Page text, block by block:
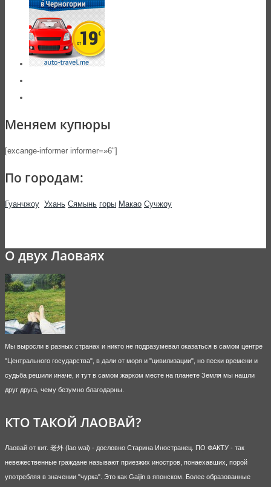
Меняем купюры
[excange-informer informer=»6″]
По городам:
Гуанчжоу Ухань Сямынь горы Макао Сучжоу
О двух Лаоваях
Мы выросли в разных странах и никто не подразумевал оказаться в самом центре
"Центрального государства", в дали от моря и "цивилизации", но пески времени и
судьба решили иначе, и тут в самом жарком месте на планете Земля мы нашли
друг друга, чему безумно благодарны.
КТО ТАКОЙ ЛАОВАЙ?
Лаовай от кит. 老外 (lao wai) - дословно Старина Иностранец. ПО ФАКТУ - так
невежественные граждане называют приезжих иностров, понаехавших, порой
употребляя в значении "чурка". Это как Gaijin в японском. Более образованные